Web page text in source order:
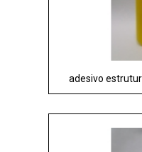
adesivo